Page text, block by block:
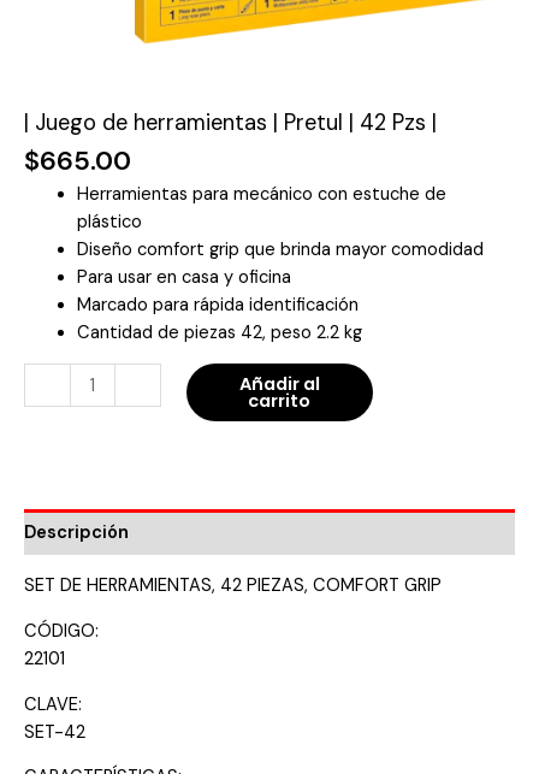
| Juego de herramientas | Pretul | 42 Pzs |
$665.00
Herramientas para mecánico con estuche de
plástico
Diseño comfort grip que brinda mayor comodidad
Para usar en casa y oficina
Marcado para rápida identificación
Cantidad de piezas 42, peso 2.2 kg
Añadir al
carrito
Descripción
SET DE HERRAMIENTAS, 42 PIEZAS, COMFORT GRIP
CÓDIGO:
22101
CLAVE:
SET-42